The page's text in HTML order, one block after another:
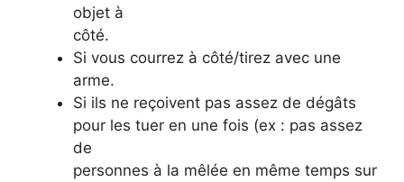
objet à
côté.
Si vous courrez à côté/tirez avec une
arme.
Si ils ne reçoivent pas assez de dégâts
pour les tuer en une fois (ex : pas assez
de
personnes à la mêlée en même temps sur